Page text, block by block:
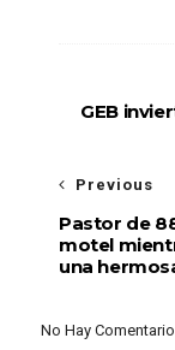
GEB
Previous
Pastor de
motel
una
No Hay